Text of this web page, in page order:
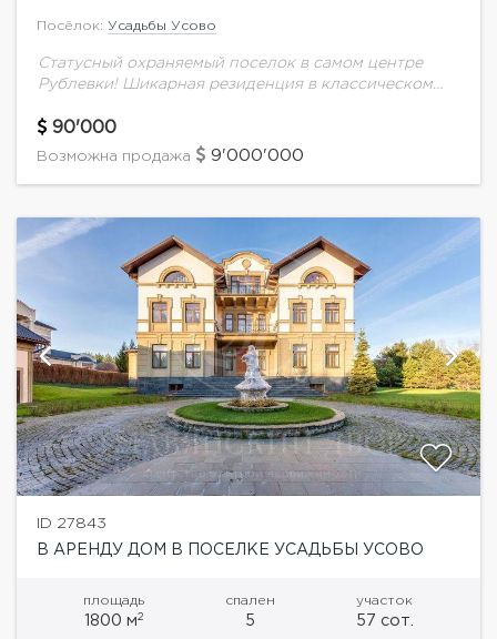
Посёлок: Усадьбы Усово
Статусный охраняемый поселок в самом центре
Рублевки! Шикарная резиденция в классическом
мебелью от известных дизайнеров. На участке
выполнен парковый ландшафт. Планировка...
90'000
Возможна продажа 9'000'000
ID 27843
В АРЕНДУ ДОМ В ПОСЕЛКЕ УСАДЬБЫ УСОВО
площадь
1800 м2
спален
5
участок
57 сот.